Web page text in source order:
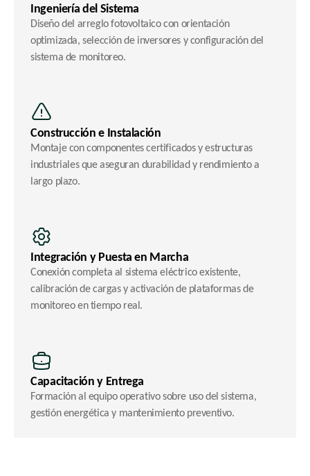
Ingeniería del Sistema
Diseño del arreglo fotovoltaico con orientación
optimizada, selección de inversores y configuración del
sistema de monitoreo.
Construcción e Instalación
Montaje con componentes certificados y estructuras
industriales que aseguran durabilidad y rendimiento a
largo plazo.
Integración y Puesta en Marcha
Conexión completa al sistema eléctrico existente,
calibración de cargas y activación de plataformas de
monitoreo en tiempo real.
Capacitación y Entrega
Formación al equipo operativo sobre uso del sistema,
gestión energética y mantenimiento preventivo.